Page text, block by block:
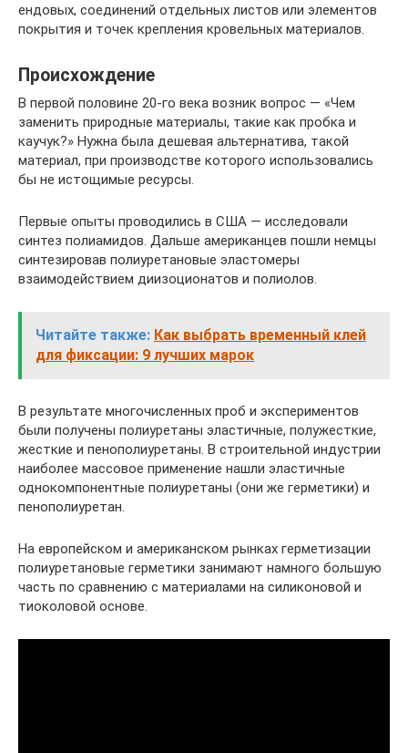
ендовых, соединений отдельных листов или элементов
покрытия и точек крепления кровельных материалов.
Происхождение
В первой половине 20-го века возник вопрос — «Чем
заменить природные материалы, такие как пробка и
каучук?» Нужна была дешевая альтернатива, такой
материал, при производстве которого использовались
бы не истощимые ресурсы.
Первые опыты проводились в США — исследовали
синтез полиамидов. Дальше американцев пошли немцы
синтезировав полиуретановые эластомеры
взаимодействием диизоционатов и полиолов.
Читайте также: Как выбрать временный клей
для фиксации: 9 лучших марок
В результате многочисленных проб и экспериментов
были получены полиуретаны эластичные, полужесткие,
жесткие и пенополиуретаны. В строительной индустрии
наиболее массовое применение нашли эластичные
однокомпонентные полиуретаны (они же герметики) и
пенополиуретан.
На европейском и американском рынках герметизации
полиуретановые герметики занимают намного большую
часть по сравнению с материалами на силиконовой и
тиоколовой основе.